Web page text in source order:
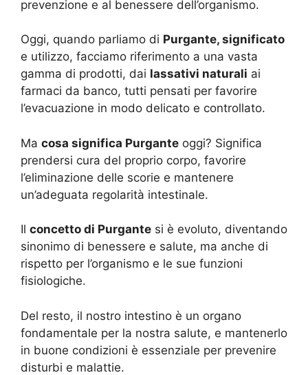
prevenzione e al benessere dell’organismo.
Oggi, quando parliamo di Purgante, significato
e utilizzo, facciamo riferimento a una vasta
gamma di prodotti, dai lassativi naturali ai
farmaci da banco, tutti pensati per favorire
l’evacuazione in modo delicato e controllato.
Ma cosa significa Purgante oggi? Significa
prendersi cura del proprio corpo, favorire
l’eliminazione delle scorie e mantenere
un’adeguata regolarità intestinale.
Il concetto di Purgante si è evoluto, diventando
sinonimo di benessere e salute, ma anche di
rispetto per l’organismo e le sue funzioni
fisiologiche.
Del resto, il nostro intestino è un organo
fondamentale per la nostra salute, e mantenerlo
in buone condizioni è essenziale per prevenire
disturbi e malattie.